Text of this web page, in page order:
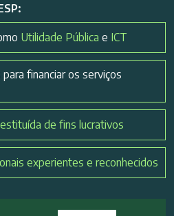
Utilidade Pública e ICT
para financiar os serviços
de fins lucrativos
experientes e reconhecidos